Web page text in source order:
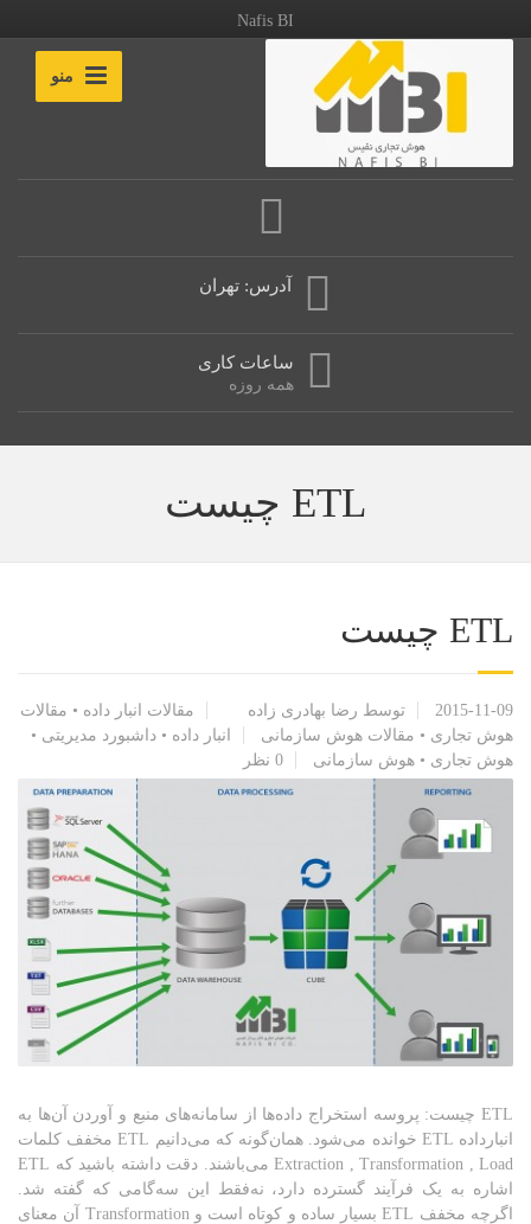
Nafis BI
منو
آدرس: تهران
ساعات کاری
همه روزه
ETL چیست
ETL چیست
2015-11-09 توسط رضا بهادری زاده مقالات انبار داده • مقالات
هوش تجاری • مقالات هوش سازمانی انبار داده • داشبورد مدیریتی •
هوش تجاری • هوش سازمانی 0 نظر
ETL چیست: پروسه استخراج داده‌ها از سامانه‌های منبع و آوردن آن‌ها به
انبارداده ETL خوانده می‌شود. همان‌گونه که می‌دانیم ETL مخفف کلمات
Extraction , Transformation , Load می‌باشند. دقت داشته باشید که ETL
اشاره به یک فرآیند گسترده دارد، نه‌فقط این سه‌گامی که گفته شد.
اگرچه مخفف ETL بسیار ساده و کوتاه است و Transformation آن معنای